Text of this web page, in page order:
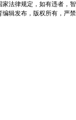
家法律规定，如有违者，
辑发布，版权所有，严